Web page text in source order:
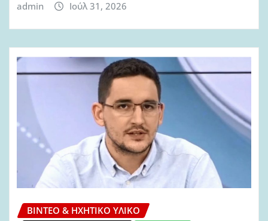
admin Ιούλ 31, 2026
ΒΊΝΤΕΟ & ΗΧΗΤΙΚΌ ΥΛΙΚΌ